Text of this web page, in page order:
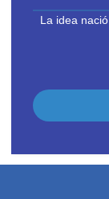
La idea